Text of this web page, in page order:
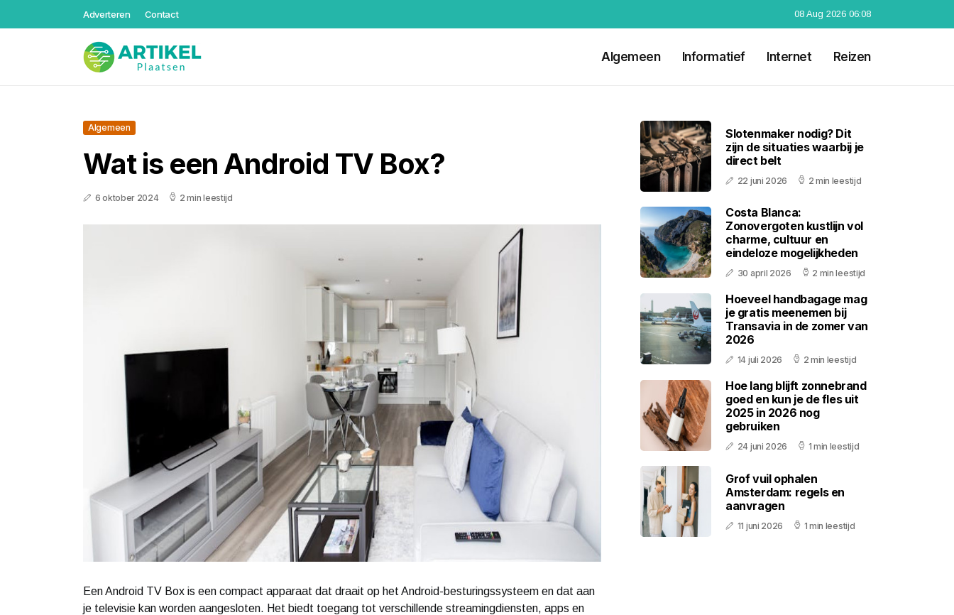
Adverteren Contact 08 Aug 2026 06:08
Algemeen Informatief Internet Reizen
Algemeen
Wat is een Android TV Box?
6 oktober 2024 2 min leestijd
Een Android TV Box is een compact apparaat dat draait op het Android-besturingssysteem en dat aan
je televisie kan worden aangesloten. Het biedt toegang tot verschillende streamingdiensten, apps en
Slotenmaker nodig? Dit
zijn de situaties waarbij je
direct belt
22 juni 2026 2 min leestijd
Costa Blanca:
Zonovergoten kustlijn vol
charme, cultuur en
eindeloze mogelijkheden
30 april 2026 2 min leestijd
Hoeveel handbagage mag
je gratis meenemen bij
Transavia in de zomer van
2026
14 juli 2026 2 min leestijd
Hoe lang blijft zonnebrand
goed en kun je de fles uit
2025 in 2026 nog
gebruiken
24 juni 2026 1 min leestijd
Grof vuil ophalen
Amsterdam: regels en
aanvragen
11 juni 2026 1 min leestijd